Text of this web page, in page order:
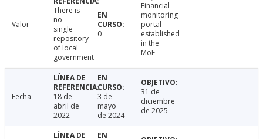
Valor
There is
no
single
repository
of local
government
0
Financial
monitoring
portal
established
in the
MoF
Fecha
18 de
abril de
2022
3 de
mayo
de 2024
31 de
diciembre
de 2025